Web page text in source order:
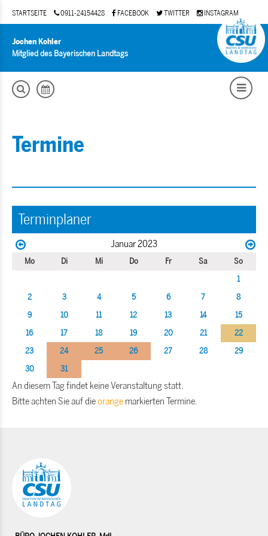
STARTSEITE 0911-24154428 FACEBOOK TWITTER INSTAGRAM
Jochen Kohler
Mitglied des Bayerischen Landtags
Termine
Terminplaner
Januar 2023
Mo Di Mi Do Fr Sa
So
1
2
3 4 5 6 7
8
9
10 11 12 13 14
15
16
17 18 19 20 21
22
23
24 25 26 27 28
29
30
31
An diesem Tag findet keine Veranstaltung statt.
Bitte achten Sie auf dieorange markierten Termine.